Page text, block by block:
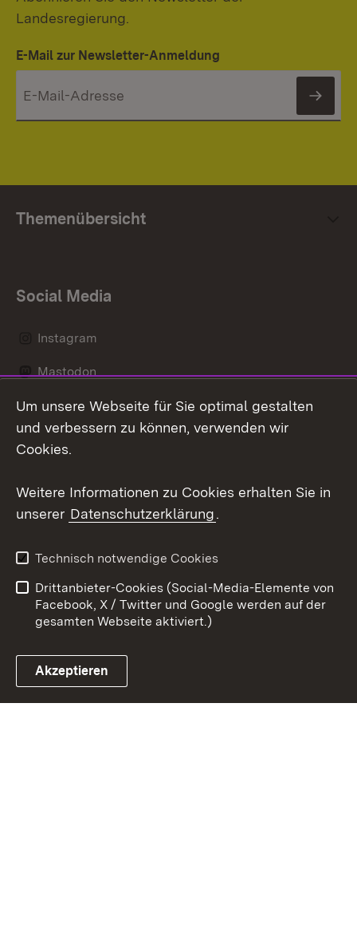
Landesregierung.
E-Mail zur Newsletter-Anmeldung
Themenübersicht
Social Media
Instagram
Mastodon
Messenger
Link zum Landesportal
Kontakt
Impressum
Cookies
Um unsere Webseite für Sie optimal gestalten
und verbessern zu können, verwenden wir
Cookies.
Weitere Informationen zu Cookies erhalten Sie in
unserer Datenschutzerklärung.
Technisch notwendige Cookies
Drittanbieter-Cookies (Social-Media-Elemente von
Facebook, X / Twitter und Google werden auf der
gesamten Webseite aktiviert.)
Akzeptieren